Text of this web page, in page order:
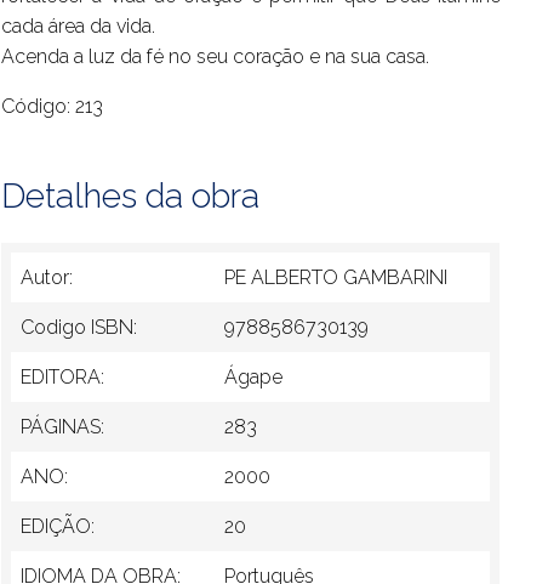
cada área da vida.
Acenda a luz da fé no seu coração e na sua casa.
Código: 213
Detalhes da obra
Autor: PE ALBERTO GAMBARINI
Codigo ISBN: 9788586730139
EDITORA: Ágape
PÁGINAS: 283
ANO: 2000
EDIÇÃO: 20
IDIOMA DA OBRA: Português